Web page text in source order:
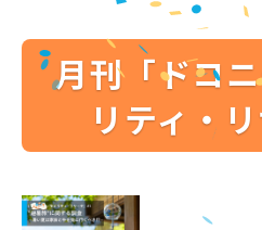
月刊「ドコ
リティ・リ